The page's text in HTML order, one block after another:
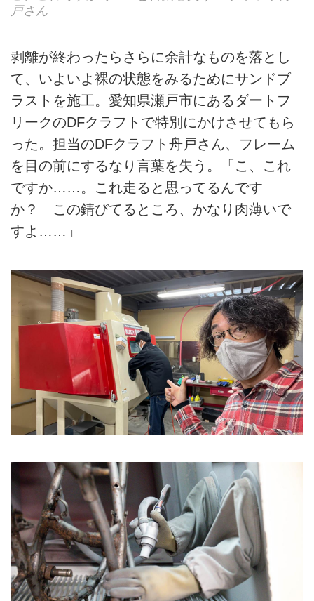
戸さん
剥離が終わったらさらに余計なものを落とし
て、いよいよ裸の状態をみるためにサンドブ
ラストを施工。愛知県瀬戸市にあるダートフ
リークのDFクラフトで特別にかけさせてもら
った。担当のDFクラフト舟戸さん、フレーム
を目の前にするなり言葉を失う。「こ、これ
ですか……。これ走ると思ってるんです
か？ この錆びてるところ、かなり肉薄いで
すよ……」